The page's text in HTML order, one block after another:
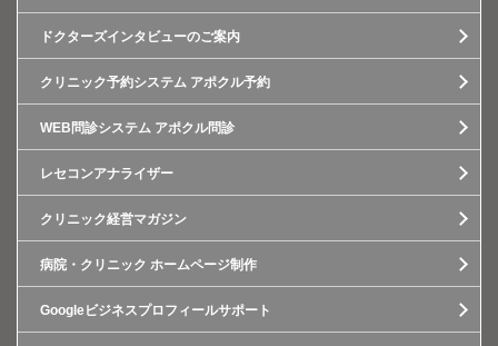
ドクターズインタビューのご案内
クリニック予約システム アポクル予約
WEB問診システム アポクル問診
レセコンアナライザー
クリニック経営マガジン
病院・クリニック ホームページ制作
Googleビジネスプロフィールサポート